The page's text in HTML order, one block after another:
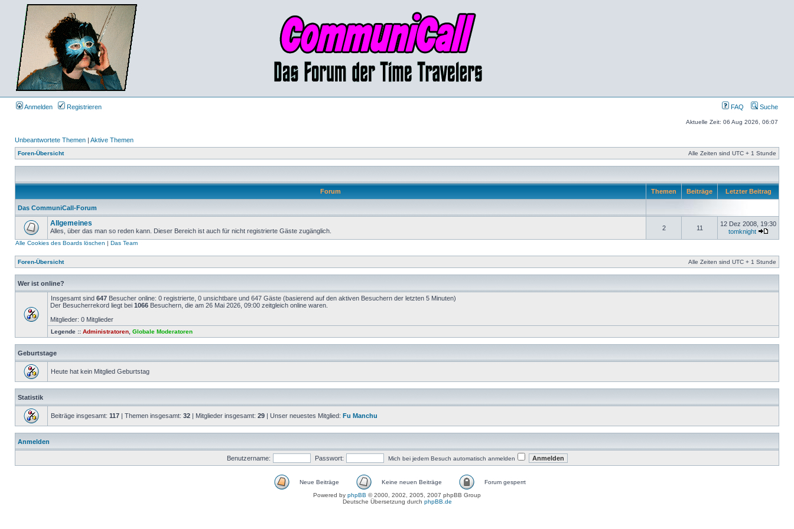
Anmelden Registrieren FAQ Suche
Aktuelle Zeit: 06 Aug 2026, 06:07
Unbeantwortete Themen | Aktive Themen
Foren-Übersicht Alle Zeiten sind UTC + 1 Stunde
Forum Themen Beiträge Letzter Beitrag
Das CommuniCall-Forum
Allgemeines
Alles, über das man so reden kann. Dieser Bereich ist auch für nicht registrierte Gäste zugänglich. 2 11
12 Dez 2008, 19:30
tomknight
Alle Cookies des Boards löschen | Das Team
Foren-Übersicht Alle Zeiten sind UTC + 1 Stunde
Wer ist online?
Insgesamt sind 647 Besucher online: 0 registrierte, 0 unsichtbare und 647 Gäste (basierend auf den aktiven Besuchern der letzten 5 Minuten)
Der Besucherrekord liegt bei 1066 Besuchern, die am 26 Mai 2026, 09:00 zeitgleich online waren.
Mitglieder: 0 Mitglieder
Legende :: Administratoren Globale Moderatoren
Geburtstage
Heute hat kein Mitglied Geburtstag
Statistik
Beiträge insgesamt: 117 | Themen insgesamt: 32 | Mitglieder insgesamt: 29 | Unser neuestes Mitglied: Fu Manchu
Anmelden
Benutzername: Passwort: Mich bei jedem Besuch automatisch anmelden
Neue Beiträge Keine neuen Beiträge
Forum gesperrt
Powered by phpBB © 2000, 2002, 2005, 2007 phpBB Group
Deutsche Übersetzung durch phpBB.de